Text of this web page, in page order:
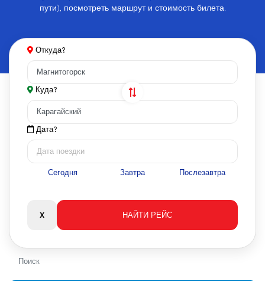
пути), посмотреть маршрут и стоимость билета.
Откуда?
Куда?
Дата?
Сегодня Завтра Послезавтра
Поиск